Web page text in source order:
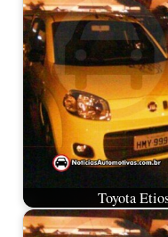
Toyota